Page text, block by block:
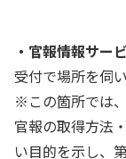
・官報情報サー
受付で場所を伺
※この箇所では
官報の取得方法
い目的を示し、